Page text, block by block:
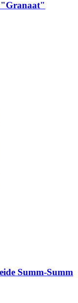
Summ-​Summ